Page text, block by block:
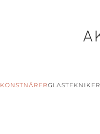
KONSTNÄRERGLASTEKNIKER